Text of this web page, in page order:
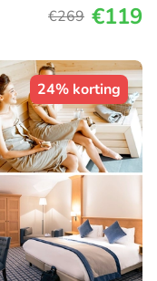
€269 €119
24% korting